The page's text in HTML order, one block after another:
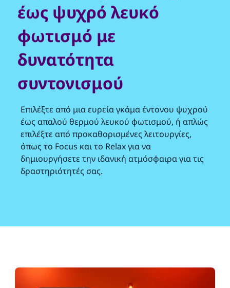
έως ψυχρό λευκό
φωτισμό με
δυνατότητα
συντονισμού
Επιλέξτε από μια ευρεία γκάμα έντονου ψυχρού
έως απαλού θερμού λευκού φωτισμού, ή απλώς
επιλέξτε από προκαθορισμένες λειτουργίες,
όπως το Focus και το Relax για να
δημιουργήσετε την ιδανική ατμόσφαιρα για τις
δραστηριότητές σας.